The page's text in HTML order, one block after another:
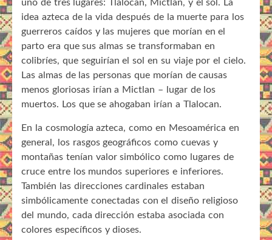
uno de tres lugares: Tlalocan, Mictlan, y el sol. La
idea azteca de la vida después de la muerte para los
guerreros caídos y las mujeres que morían en el
parto era que sus almas se transformaban en
colibríes, que seguirían el sol en su viaje por el cielo.
Las almas de las personas que morían de causas
menos gloriosas irían a Mictlan – lugar de los
muertos. Los que se ahogaban irían a Tlalocan.
En la cosmología azteca, como en Mesoamérica en
general, los rasgos geográficos como cuevas y
montañas tenían valor simbólico como lugares de
cruce entre los mundos superiores e inferiores.
También las direcciones cardinales estaban
simbólicamente conectadas con el diseño religioso
del mundo, cada dirección estaba asociada con
colores específicos y dioses.